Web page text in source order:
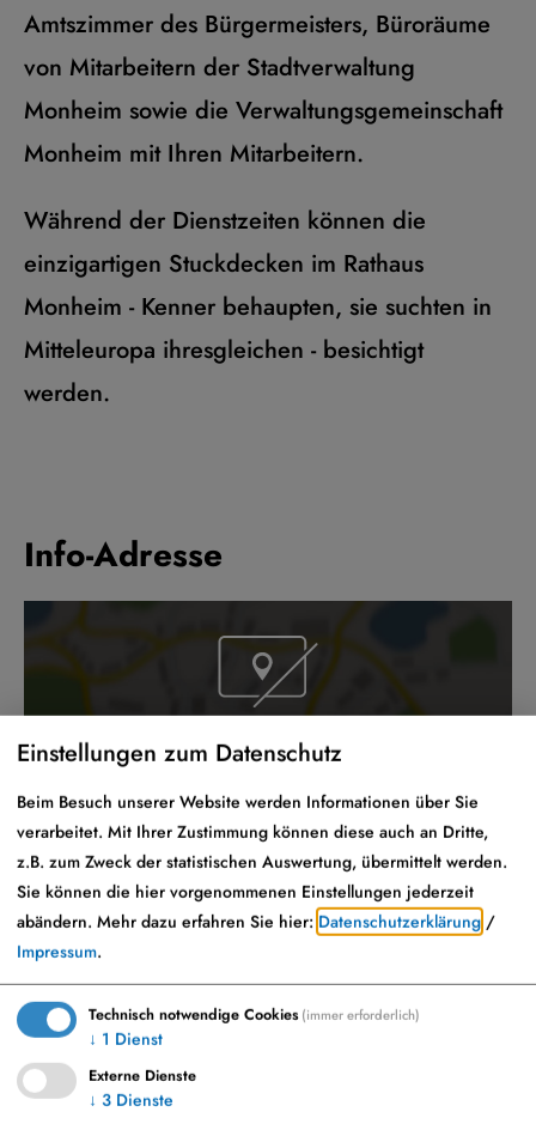
Amtszimmer des Bürgermeisters, Büroräume
von Mitarbeitern der Stadtverwaltung
Monheim sowie die Verwaltungsgemeinschaft
Monheim mit Ihren Mitarbeitern.
Während der Dienstzeiten können die
einzigartigen Stuckdecken im Rathaus
Monheim - Kenner behaupten, sie suchten in
Mitteleuropa ihresgleichen - besichtigt
werden.
Info-Adresse
Möchten Sie von „OpenStreetMap/Leaflet“
Ja Immer
Rathaus Monheim
Marktplatz 23
86653 Monheim
09091 9091-0
Einstellungen zum Datenschutz
Beim Besuch unserer Website werden Informationen über Sie
verarbeitet. Mit Ihrer Zustimmung können diese auch an Dritte,
z.B. zum Zweck der statistischen Auswertung, übermittelt werden.
Sie können die hier vorgenommenen Einstellungen jederzeit
abändern. Mehr dazu erfahren Sie hier: Datenschutzerklärung /
Impressum.
Technisch notwendige Cookies(immer erforderlich)
↓ 1 Dienst
Externe Dienste
↓ 3 Dienste